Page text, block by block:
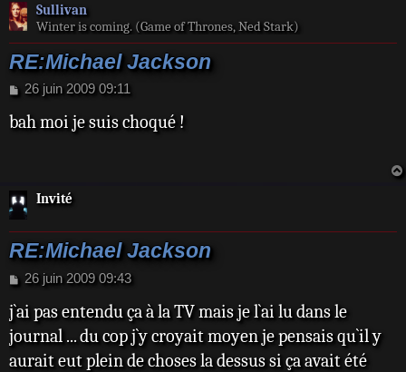
Sullivan
Winter is coming. (Game of Thrones, Ned Stark)
RE:Michael Jackson
M
s
26 juin 2009 09:11
bah moi je suis choqué !
Invité
RE:Michael Jackson
M
s
a
g
26 juin 2009 09:43
j`ai pas entendu ça à la TV mais je l`ai lu dans le
journal ... du cop j`y croyait moyen je pensais qu`il y
aurait eut plein de choses la dessus si ça avait été